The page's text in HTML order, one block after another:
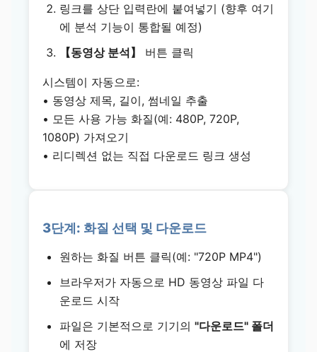
링크를 상단 입력란에 붙여넣기 (향후 여기
에 분석 기능이 통합될 예정)
【동영상 분석】
버튼 클릭
시스템이 자동으로:
• 동영상 제목, 길이, 썸네일 추출
• 모든 사용 가능 화질(예: 480P, 720P,
1080P) 가져오기
• 리디렉션 없는 직접 다운로드 링크 생성
3단계: 화질 선택 및 다운로드
원하는 화질 버튼 클릭(예: "720P MP4")
브라우저가 자동으로 HD 동영상 파일 다
운로드 시작
파일은 기본적으로 기기의"다운로드" 폴더
에 저장